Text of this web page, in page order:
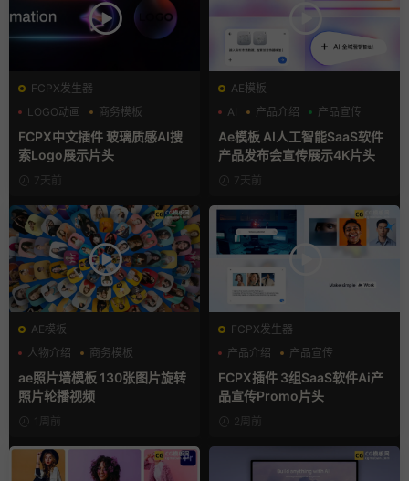
FCPX发生器
LOGO动画
商务模板
支持Intel+M芯片
FCPX中文插件 玻璃质感AI搜
索Logo展示片头
7天前
AE模板
AI
产品介绍 产品宣传
Ae模板 AI人工智能SaaS软件
产品发布会宣传展示4K片头
7天前
AE模板
人物介绍
商务模板
幻灯片
ae照片墙模板 130张图片旋转
照片轮播视频
1周前
FCPX发生器
产品介绍
产品宣传
产品展示
FCPX插件 3组SaaS软件Ai产
品宣传Promo片头
2周前